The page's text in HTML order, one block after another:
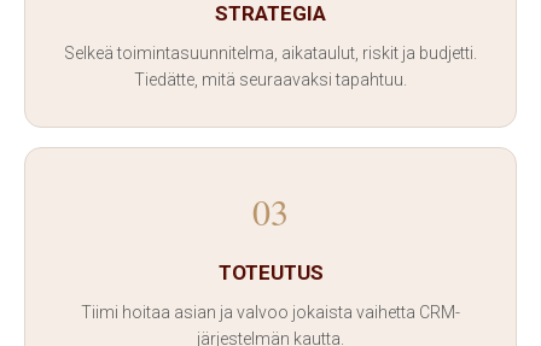
STRATEGIA
Selkeä toimintasuunnitelma, aikataulut, riskit ja budjetti.
Tiedätte, mitä seuraavaksi tapahtuu.
03
TOTEUTUS
Tiimi hoitaa asian ja valvoo jokaista vaihetta CRM-
järjestelmän kautta.